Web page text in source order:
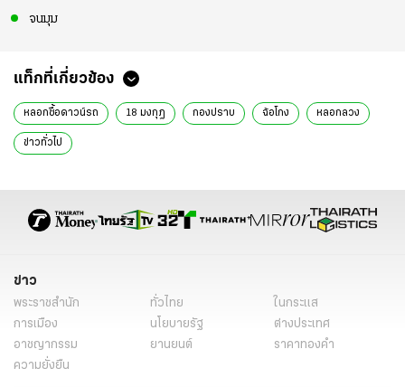
จนมุม
แท็กที่เกี่ยวข้อง
หลอกซื้อดาวน์รถ 18 มงกุฎ กองปราบ ฉ้อโกง หลอกลวง
ข่าวทั่วไป
ข่าว
พระราชสำนัก ทั่วไทย
ในกระแส
การเมือง
นโยบายรัฐ
ต่างประเทศ
อาชญากรรม
ยานยนต์
ราคาทองคำ
ความยั่งยืน